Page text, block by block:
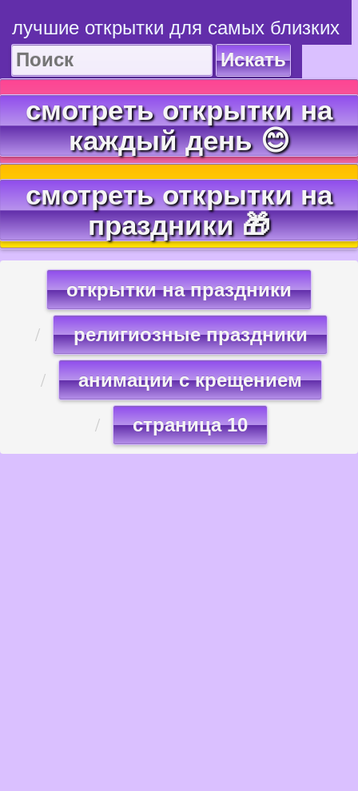
лучшие открытки для самых близких
Искать
смотреть открытки на
каждый день 😊
смотреть открытки на
праздники 🎁
открытки на праздники
религиозные праздники
анимации с крещением
страница 10